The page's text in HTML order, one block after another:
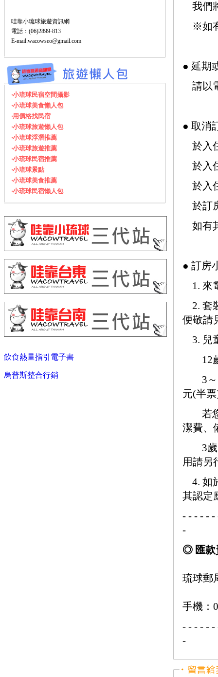
哇靠小琉球旅遊資訊網
電話：(06)2899-813
E-mail:wacowseo@gmail.com
‧小琉球民宿空間攝影
‧小琉球美食懶人包
‧用價格找民宿
‧小琉球旅遊懶人包
‧小琉球浮潛推薦
‧小琉球旅遊推薦
‧小琉球民宿推薦
‧小琉球景點
‧小琉球美食推薦
‧小琉球民宿懶人包
飲食熱量指引電子書
烏普斯整合行銷
我們
※如
● 延期
請以
● 取消
於入
於入
於入
於訂
如有
● 訂房
1. 來
2. 套
便敬請
3. 兒
12歲
3～
元(半
若您
潔費、
3歲以
用請另
4. 如
其認定
- - - - - -
-
◎ 匯款
琉球郵
手機：
- - - - - -
-